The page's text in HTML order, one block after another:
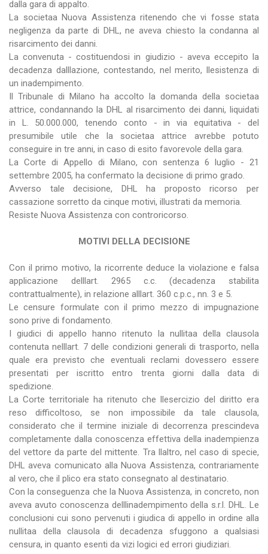
dalla gara di appalto.
La societaa Nuova Assistenza ritenendo che vi fosse stata
negligenza da parte di DHL, ne aveva chiesto la condanna al
risarcimento dei danni.
La convenuta - costituendosi in giudizio - aveva eccepito la
decadenza dalllazione, contestando, nel merito, llesistenza di
un inadempimento.
Il Tribunale di Milano ha accolto la domanda della societaa
attrice, condannando la DHL al risarcimento dei danni, liquidati
in L. 50.000.000, tenendo conto - in via equitativa - del
presumibile utile che la societaa attrice avrebbe potuto
conseguire in tre anni, in caso di esito favorevole della gara.
La Corte di Appello di Milano, con sentenza 6 luglio - 21
settembre 2005, ha confermato la decisione di primo grado.
Avverso tale decisione, DHL ha proposto ricorso per
cassazione sorretto da cinque motivi, illustrati da memoria.
Resiste Nuova Assistenza con controricorso.
MOTIVI DELLA DECISIONE
Con il primo motivo, la ricorrente deduce la violazione e falsa
applicazione delllart. 2965 c.c. (decadenza stabilita
contrattualmente), in relazione alllart. 360 c.p.c., nn. 3 e 5.
Le censure formulate con il primo mezzo di impugnazione
sono prive di fondamento.
I giudici di appello hanno ritenuto la nullitaa della clausola
contenuta nelllart. 7 delle condizioni generali di trasporto, nella
quale era previsto che eventuali reclami dovessero essere
presentati per iscritto entro trenta giorni dalla data di
spedizione.
La Corte territoriale ha ritenuto che llesercizio del diritto era
reso difficoltoso, se non impossibile da tale clausola,
considerato che il termine iniziale di decorrenza prescindeva
completamente dalla conoscenza effettiva della inadempienza
del vettore da parte del mittente. Tra llaltro, nel caso di specie,
DHL aveva comunicato alla Nuova Assistenza, contrariamente
al vero, che il plico era stato consegnato al destinatario.
Con la conseguenza che la Nuova Assistenza, in concreto, non
aveva avuto conoscenza delllinadempimento della s.r.l. DHL. Le
conclusioni cui sono pervenuti i giudica di appello in ordine alla
nullitaa della clausola di decadenza sfuggono a qualsiasi
censura, in quanto esenti da vizi logici ed errori giudiziari.